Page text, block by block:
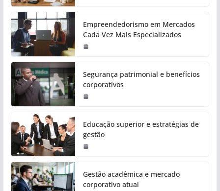
Empreendedorismo em Mercados
Cada Vez Mais Especializados
Segurança patrimonial e benefícios
corporativos
Educação superior e estratégias de
gestão
Gestão acadêmica e mercado
corporativo atual